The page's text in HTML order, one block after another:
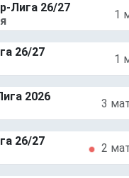
Лига 26/27
1
26/27
1
2026
3
26/27
2